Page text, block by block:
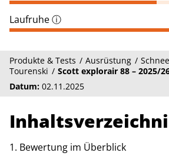
Laufruheⓘ
Produkte & Tests Ausrüstung
Tourenski
Scott explorair 88 – 2025/
Datum: 02.11.2025
Bewertung im Überblick